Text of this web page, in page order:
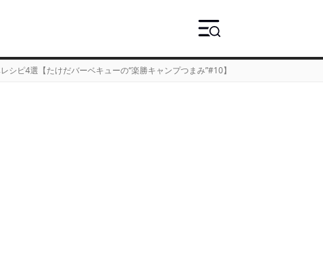
シピ4選【たけだバーベキューの“楽勝キャンプつまみ”#10】